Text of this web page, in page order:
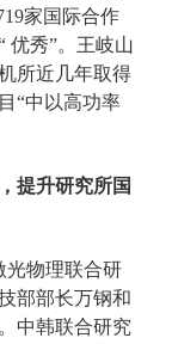
家国际合作
优秀”。王岐山
所近几年取得
“中以高功率
提升研究所国
光物理联合研
部部长万钢和
中韩联合研究